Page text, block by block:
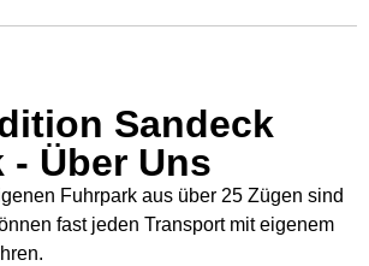
Sandeck
Über Uns
Fuhrpark aus über 25 Zügen sind
fast jeden Transport mit eigenem